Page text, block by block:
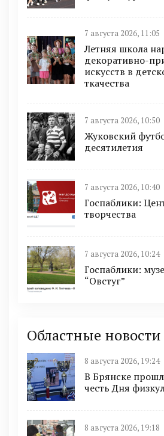
7 августа 2026, 11:05
Летняя школа
декоративно-
искусств в
ткачества
7 августа 2026, 10:50
Жуковский
десятилетия
7 августа 2026, 10:40
Госпаблики:
творчества
7 августа 2026, 10:24
Госпаблики:
“Овстуг”
Областные новости
8 августа 2026, 19:24
В Брянске
честь Дня
8 августа 2026, 19:18